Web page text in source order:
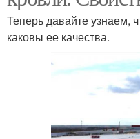
Теперь давайте узнаем,
каковы ее качества.